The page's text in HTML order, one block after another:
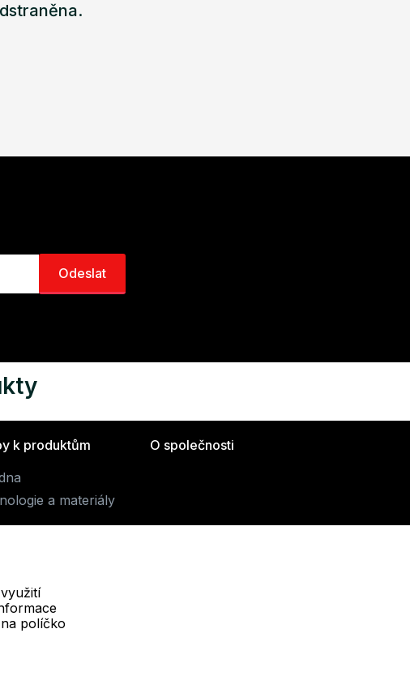
k produktům
a materiály
O společnosti
políčko